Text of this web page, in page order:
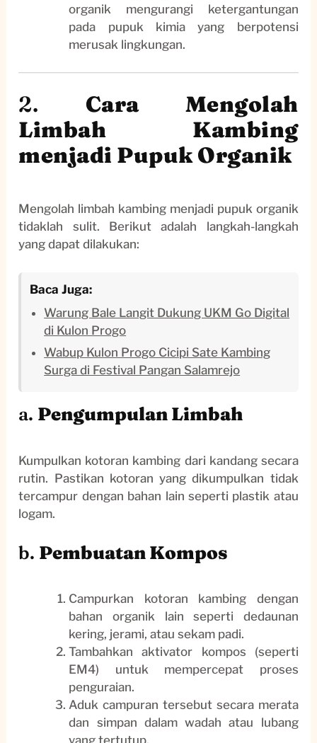
organik mengurangi ketergantungan
pada pupuk kimia yang berpotensi
merusak lingkungan.
2. Cara Mengolah
Limbah Kambing
menjadi Pupuk Organik
Mengolah limbah kambing menjadi pupuk organik
tidaklah sulit. Berikut adalah langkah-langkah
yang dapat dilakukan:
Baca Juga:
Warung Bale Langit Dukung UKM Go Digital
di Kulon Progo
Wabup Kulon Progo Cicipi Sate Kambing
Surga di Festival Pangan Salamrejo
a. Pengumpulan Limbah
Kumpulkan kotoran kambing dari kandang secara
rutin. Pastikan kotoran yang dikumpulkan tidak
tercampur dengan bahan lain seperti plastik atau
logam.
b. Pembuatan Kompos
Campurkan kotoran kambing dengan
bahan organik lain seperti dedaunan
kering, jerami, atau sekam padi.
Tambahkan aktivator kompos (seperti
EM4) untuk mempercepat proses
penguraian.
Aduk campuran tersebut secara merata
dan simpan dalam wadah atau lubang